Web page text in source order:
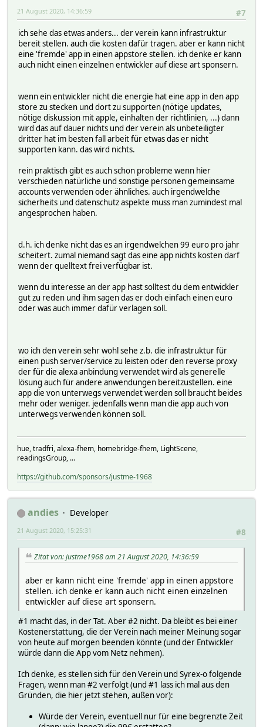
#7
21 August 2020, 14:36:59
ich sehe das etwas anders... der verein kann infrastruktur
bereit stellen. auch die kosten dafür tragen. aber er kann nicht
eine 'fremde' app in einen appstore stellen. ich denke er kann
auch nicht einen einzelnen entwickler auf diese art sponsern.
wenn ein entwickler nicht die energie hat eine app in den app
store zu stecken und dort zu supporten (nötige updates,
nötige diskussion mit apple, einhalten der richtlinien, ...) dann
wird das auf dauer nichts und der verein als unbeteiligter
dritter hat im besten fall arbeit für etwas das er nicht
supporten kann. das wird nichts.
rein praktisch gibt es auch schon probleme wenn hier
verschieden natürliche und sonstige personen gemeinsame
accounts verwenden oder ähnliches. auch irgendwelche
sicherheits und datenschutz aspekte muss man zumindest mal
angesprochen haben.
d.h. ich denke nicht das es an irgendwelchen 99 euro pro jahr
scheitert. zumal niemand sagt das eine app nichts kosten darf
wenn der quelltext frei verfügbar ist.
wenn du interesse an der app hast solltest du dem entwickler
gut zu reden und ihm sagen das er doch einfach einen euro
oder was auch immer dafür verlagen soll.
wo ich den verein sehr wohl sehe z.b. die infrastruktur für
einen push server/service zu leisten oder den reverse proxy
der für die alexa anbindung verwendet wird als generelle
lösung auch für andere anwendungen bereitzustellen. eine
app die von unterwegs verwendet werden soll braucht beides
mehr oder weniger. jedenfalls wenn man die app auch von
unterwegs verwenden können soll.
hue, tradfri, alexa-fhem, homebridge-fhem, LightScene,
readingsGroup, ...
https://github.com/sponsors/justme-1968
andies
Developer
#8
21 August 2020, 15:25:31
Zitat von: justme1968 am 21 August 2020, 14:36:59
aber er kann nicht eine 'fremde' app in einen appstore
stellen. ich denke er kann auch nicht einen einzelnen
entwickler auf diese art sponsern.
#1 macht das, in der Tat. Aber #2 nicht. Da bleibt es bei einer
Kostenerstattung, die der Verein nach meiner Meinung sogar
von heute auf morgen beenden könnte (und der Entwickler
würde dann die App vom Netz nehmen).
Ich denke, es stellen sich für den Verein und Syrex-o folgende
Fragen, wenn man #2 verfolgt (und #1 lass ich mal aus den
Gründen, die hier jetzt stehen, außen vor):
Würde der Verein, eventuell nur für eine begrenzte Zeit